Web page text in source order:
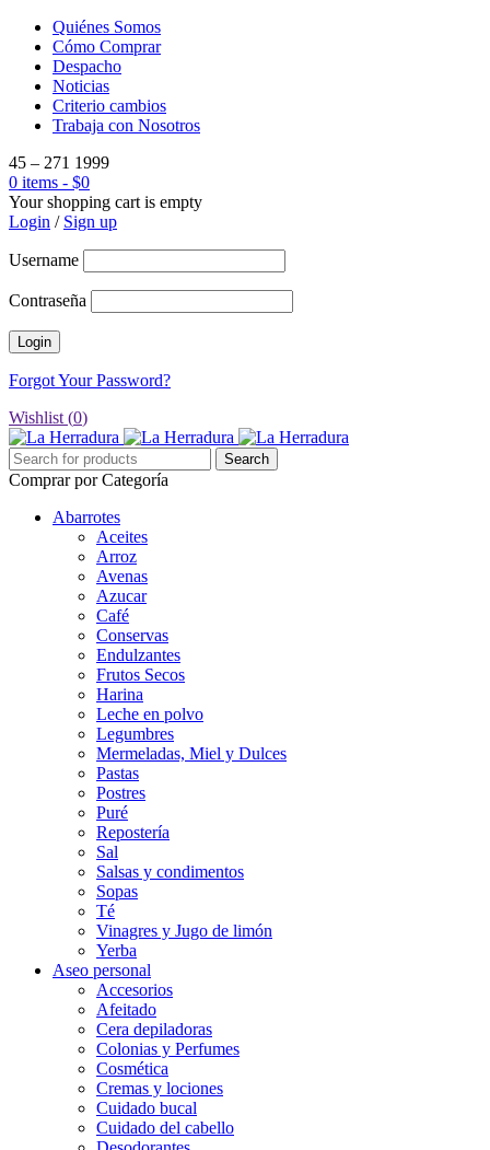
Quiénes Somos
Cómo Comprar
Despacho
Noticias
Criterio cambios
Trabaja con Nosotros
45 – 271 1999
0 items - $0
Your shopping cart is empty
Login / Sign up
Username
Contraseña
Forgot Your Password?
Wishlist (0)
Comprar por Categoría
Abarrotes
Aceites
Arroz
Avenas
Azucar
Café
Conservas
Endulzantes
Frutos Secos
Harina
Leche en polvo
Legumbres
Mermeladas, Miel y Dulces
Pastas
Postres
Puré
Repostería
Sal
Salsas y condimentos
Sopas
Té
Vinagres y Jugo de limón
Yerba
Aseo personal
Accesorios
Afeitado
Cera depiladoras
Colonias y Perfumes
Cosmética
Cremas y lociones
Cuidado bucal
Cuidado del cabello